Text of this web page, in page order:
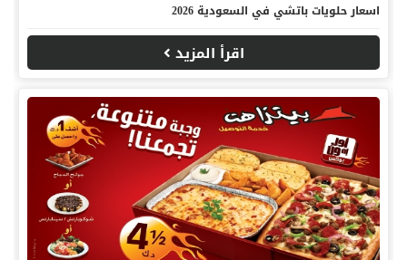
اسعار حلويات باتشي في السعودية 2026
اقرأ المزيد